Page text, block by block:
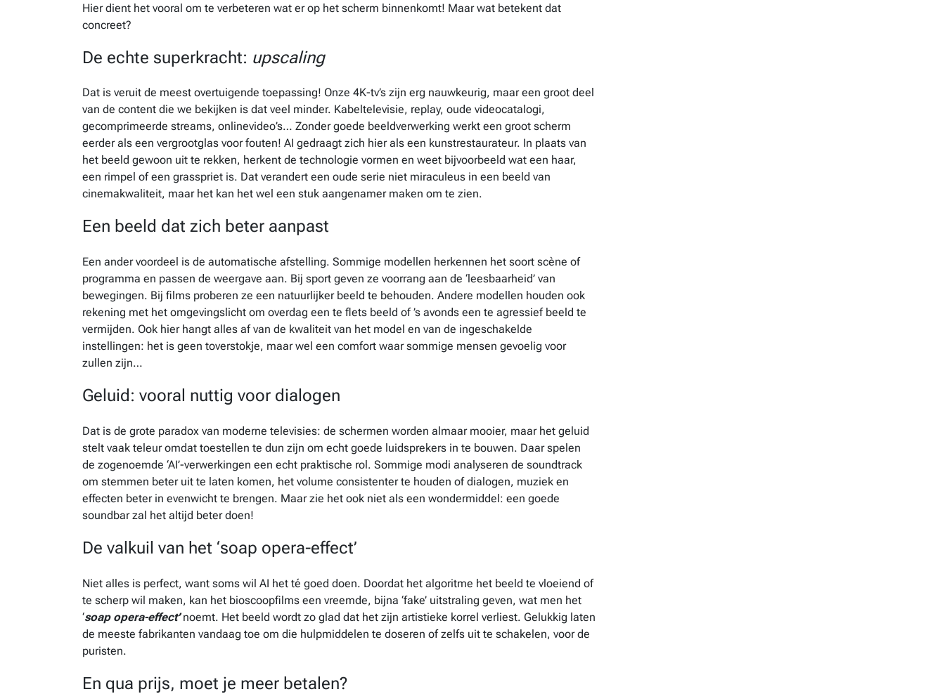
Hier dient het vooral om te verbeteren wat er op het scherm binnenkomt! Maar wat betekent dat
concreet?
De echte superkracht: upscaling
Dat is veruit de meest overtuigende toepassing! Onze 4K-tv’s zijn erg nauwkeurig, maar een groot deel
van de content die we bekijken is dat veel minder. Kabeltelevisie, replay, oude videocatalogi,
gecomprimeerde streams, onlinevideo’s… Zonder goede beeldverwerking werkt een groot scherm
eerder als een vergrootglas voor fouten! AI gedraagt zich hier als een kunstrestaurateur. In plaats van
het beeld gewoon uit te rekken, herkent de technologie vormen en weet bijvoorbeeld wat een haar,
een rimpel of een grasspriet is. Dat verandert een oude serie niet miraculeus in een beeld van
cinemakwaliteit, maar het kan het wel een stuk aangenamer maken om te zien.
Een beeld dat zich beter aanpast
Een ander voordeel is de automatische afstelling. Sommige modellen herkennen het soort scène of
programma en passen de weergave aan. Bij sport geven ze voorrang aan de ‘leesbaarheid’ van
bewegingen. Bij films proberen ze een natuurlijker beeld te behouden. Andere modellen houden ook
rekening met het omgevingslicht om overdag een te flets beeld of ’s avonds een te agressief beeld te
vermijden. Ook hier hangt alles af van de kwaliteit van het model en van de ingeschakelde
instellingen: het is geen toverstokje, maar wel een comfort waar sommige mensen gevoelig voor
zullen zijn…
Geluid: vooral nuttig voor dialogen
Dat is de grote paradox van moderne televisies: de schermen worden almaar mooier, maar het geluid
stelt vaak teleur omdat toestellen te dun zijn om echt goede luidsprekers in te bouwen. Daar spelen
de zogenoemde ‘AI’-verwerkingen een echt praktische rol. Sommige modi analyseren de soundtrack
om stemmen beter uit te laten komen, het volume consistenter te houden of dialogen, muziek en
effecten beter in evenwicht te brengen. Maar zie het ook niet als een wondermiddel: een goede
soundbar zal het altijd beter doen!
De valkuil van het ‘soap opera-effect’
Niet alles is perfect, want soms wil AI het té goed doen. Doordat het algoritme het beeld te vloeiend of
te scherp wil maken, kan het bioscoopfilms een vreemde, bijna ‘fake’ uitstraling geven, wat men het
‘soap opera-effect’noemt. Het beeld wordt zo glad dat het zijn artistieke korrel verliest. Gelukkig laten
de meeste fabrikanten vandaag toe om die hulpmiddelen te doseren of zelfs uit te schakelen, voor de
puristen.
En qua prijs, moet je meer betalen?